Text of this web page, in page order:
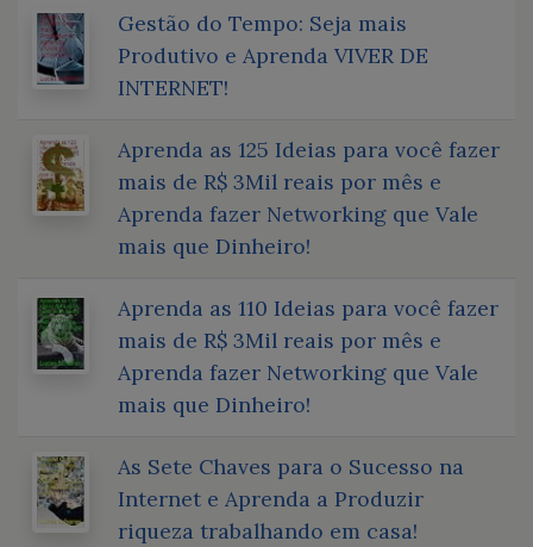
Gestão do Tempo: Seja mais
Produtivo e Aprenda VIVER DE
INTERNET!
Aprenda as 125 Ideias para você fazer
mais de R$ 3Mil reais por mês e
Aprenda fazer Networking que Vale
mais que Dinheiro!
Aprenda as 110 Ideias para você fazer
mais de R$ 3Mil reais por mês e
Aprenda fazer Networking que Vale
mais que Dinheiro!
As Sete Chaves para o Sucesso na
Internet e Aprenda a Produzir
riqueza trabalhando em casa!